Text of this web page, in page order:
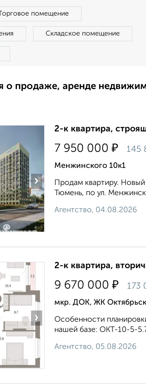
Торговое помещение
Складское помещение
о продаже, аренде
›
2-к квартира,
7 950 000 ₽ 145
Менжинского 10к1
Продам квартиру.
Тюмень, по ул.
Агентство, 04.08.2026
›
2-к квартира,
9 670 000 ₽ 173
мкр. ДОК, ЖК
Особенности
нашей базе: ОКТ-10-5-
Агентство, 05.08.2026